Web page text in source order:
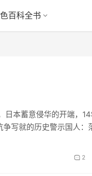
百科全书
日本蓄意侵华的开端，
写就的历史警示国人：
2